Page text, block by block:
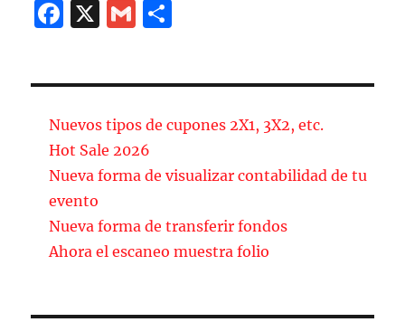
F
b
o
o
k
X
G
a
ir
Nuevos tipos de cupones 2X1, 3X2, etc.
Hot Sale 2026
Nueva forma de visualizar contabilidad de tu
evento
Nueva forma de transferir fondos
Ahora el escaneo muestra folio